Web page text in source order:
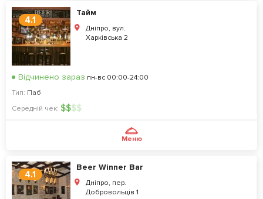
4.1
Тайм
Дніпро, вул.
Харківська 2
Відчинено зараз пн-вс 00:00-24:00
Тип: Паб
Середній чек: $$$$
Меню
4.1
Beer Winner Bar
Дніпро, пер.
Добровольців 1